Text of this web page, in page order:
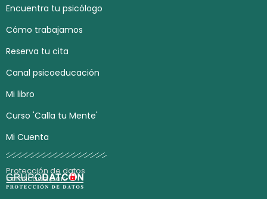
Encuentra tu psicólogo
Cómo trabajamos
Reserva tu cita
Canal psicoeducación
Mi libro
Curso 'Calla tu Mente'
Mi Cuenta
Protección de datos
certificada por: